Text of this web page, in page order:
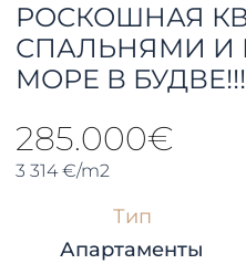
РОСКОШНАЯ
СПАЛЬНЯМИ И
МОРЕ В БУДВЕ!!!
285.000€
3 314 €/m2
Тип
Апартаменты